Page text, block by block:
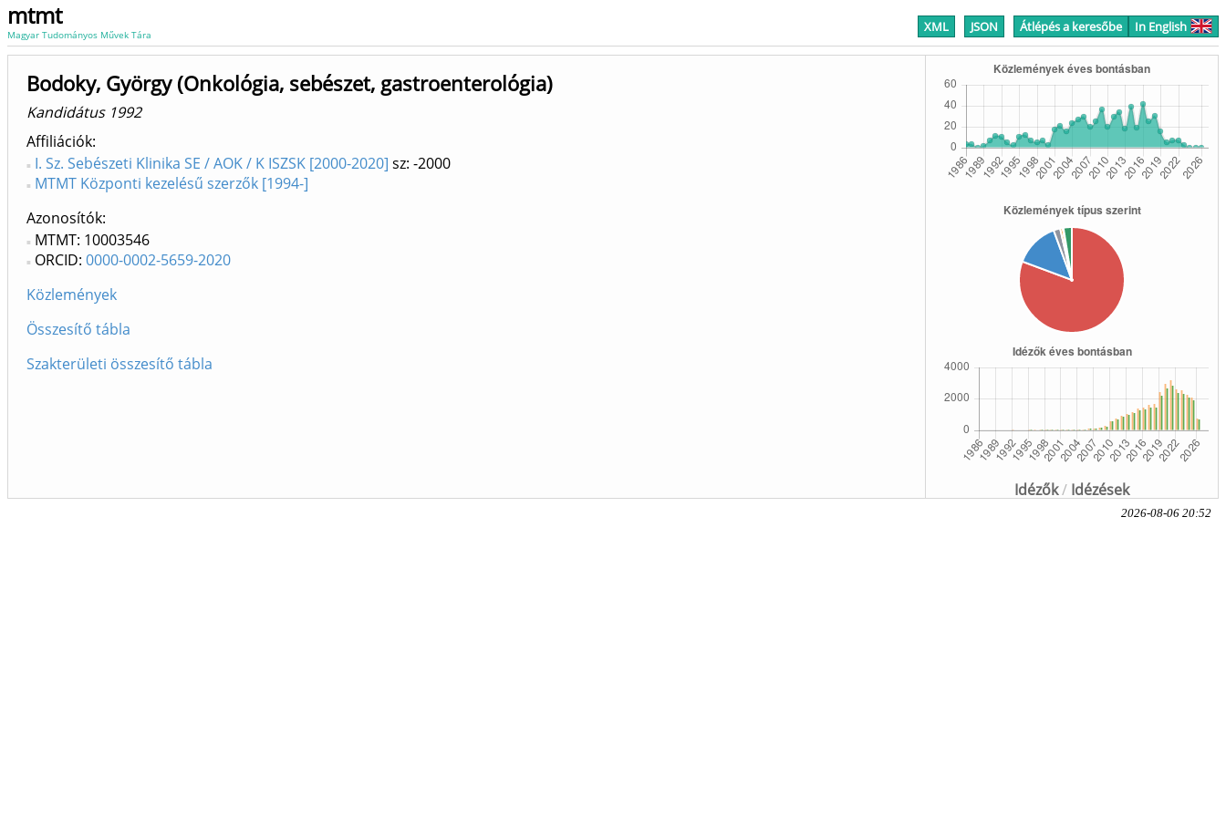
mtmt
Magyar Tudományos Művek Tára XML JSON Átlépés a keresőbe In English
Idézők/ Idézések
Bodoky, György (Onkológia, sebészet, gastroenterológia)
Kandidátus 1992
Affiliációk
I. Sz. Sebészeti Klinika SE / AOK / K ISZSK [2000-2020] sz: -2000
MTMT Központi kezelésű szerzők [1994-]
Azonosítók
MTMT: 10003546
ORCID: 0000-0002-5659-2020
Közlemények
Összesítő tábla
Szakterületi összesítő tábla
2026-08-06 20:52